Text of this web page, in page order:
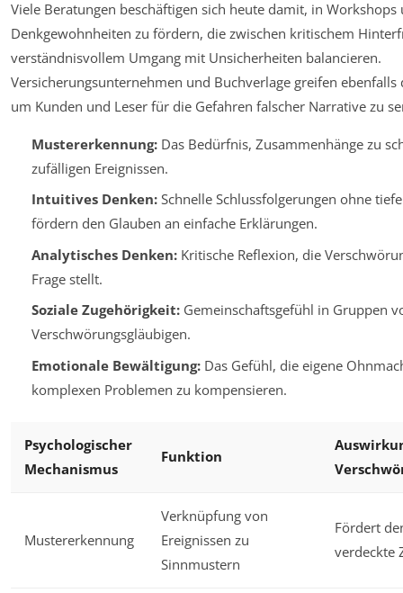
Viele Beratungen beschäftigen sich heute damit, in Workshops
Denkgewohnheiten zu fördern, die zwischen kritischem
verständnisvollem Umgang mit Unsicherheiten balancieren.
Versicherungsunternehmen und Buchverlage greifen ebenfalls
um Kunden und Leser für die Gefahren falscher Narrative zu
Mustererkennung:Das Bedürfnis, Zusammenhänge zu
zufälligen Ereignissen.
Intuitives Denken:Schnelle Schlussfolgerungen ohne
fördern den Glauben an einfache Erklärungen.
Analytisches Denken:Kritische Reflexion, die
Frage stellt.
Soziale Zugehörigkeit:Gemeinschaftsgefühl in Gruppen
Verschwörungsgläubigen.
Emotionale Bewältigung:Das Gefühl, die eigene
komplexen Problemen zu kompensieren.
Psychologischer
Mechanismus
Funktion
Mustererkennung
Verknüpfung von
Ereignissen zu
Sinnmustern
Fördert
verdeckte